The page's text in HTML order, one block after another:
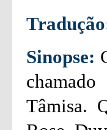
Sinopse:
Tâmisa.